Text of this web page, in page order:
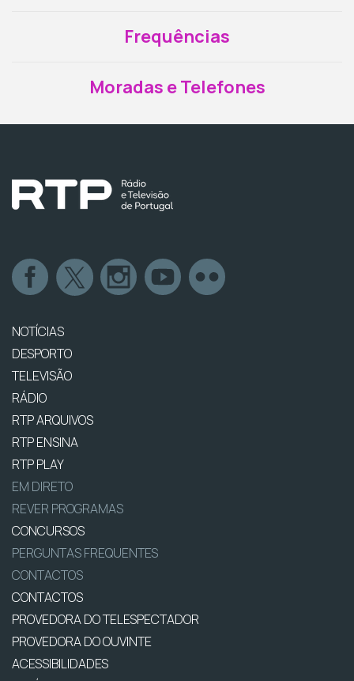
Frequências
Moradas e Telefones
NOTÍCIAS
DESPORTO
TELEVISÃO
RÁDIO
RTP ARQUIVOS
RTP ENSINA
RTP PLAY
EM DIRETO
REVER PROGRAMAS
CONCURSOS
PERGUNTAS FREQUENTES
CONTACTOS
CONTACTOS
PROVEDORA DO TELESPECTADOR
PROVEDORA DO OUVINTE
ACESSIBILIDADES